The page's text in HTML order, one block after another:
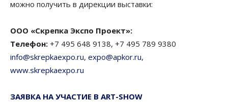
можно получить в дирекции выставки:
ООО «Скрепка Экспо Проект»:
Телефон: +7 495 648 9138, +7 495 789 9380
info@skrepkaexpo.ru, expo@apkor.ru,
www.skrepkaexpo.ru
ЗАЯВКА НА УЧАСТИЕ В ART-SHOW